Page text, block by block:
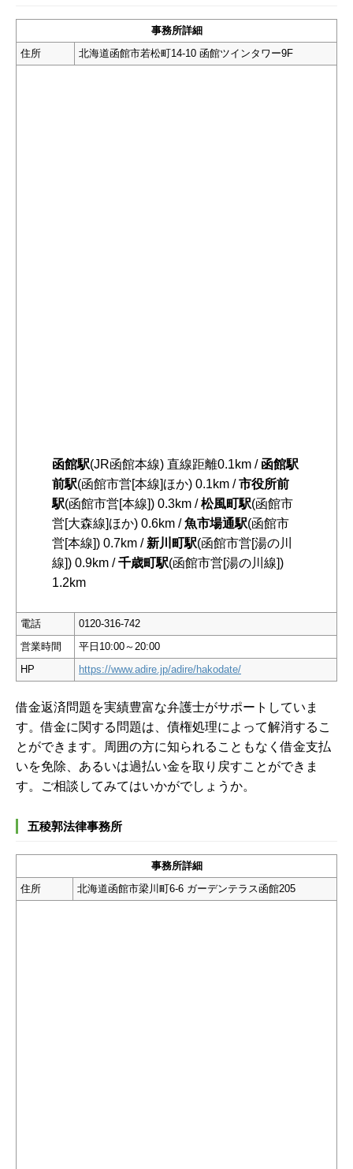
事務所詳細
住所
北海道函館市若松町14-10 函館ツインタワー9F
函館駅(JR函館本線) 直線距離0.1km / 函館駅
前駅(函館市営[本線]ほか) 0.1km /市役所前
駅(函館市営[本線]) 0.3km /松風町駅(函館市
営[大森線]ほか) 0.6km /魚市場通駅(函館市
営[本線]) 0.7km / 新川町駅(函館市営[湯の川
線]) 0.9km /千歳町駅(函館市営[湯の川線])
1.2km
電話
0120-316-742
営業時間
平日10:00～20:00
HP
https://www.adire.jp/adire/hakodate/
借金返済問題を実績豊富な弁護士がサポートしていま
す。借金に関する問題は、債権処理によって解消するこ
とができます。周囲の方に知られることもなく借金支払
いを免除、あるいは過払い金を取り戻すことができま
す。ご相談してみてはいかがでしょうか。
五稜郭法律事務所
事務所詳細
住所
北海道函館市梁川町6-6 ガーデンテラス函館205